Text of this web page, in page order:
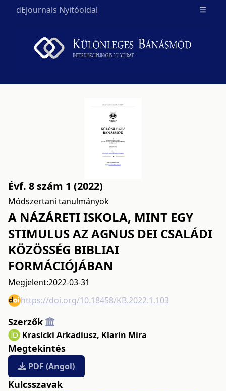
dEjournals Nyitóoldal Open
Évf. 8 szám 1 (2022)
Módszertani tanulmányok
A NÁZÁRETI ISKOLA, MINT EGY
STIMULUS AZ AGNUS DEI CSALÁDI
KÖZÖSSÉG BIBLIAI
FORMÁCIÓJÁBAN
Megjelent:2022-03-31
https://doi.org/10.18458/KB.2022.1.103
Szerzők
Krasicki Arkadiusz, Klarin Mira
Megtekintés
PDF (Angol)
Kulcsszavak